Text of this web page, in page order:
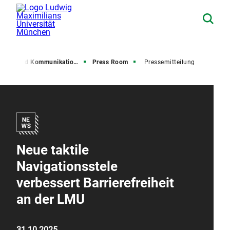
und Kommunikation (PuK) Press Room Pressemitteilung
Neue taktile
Navigationsstele
verbessert Barrierefreiheit
an der LMU